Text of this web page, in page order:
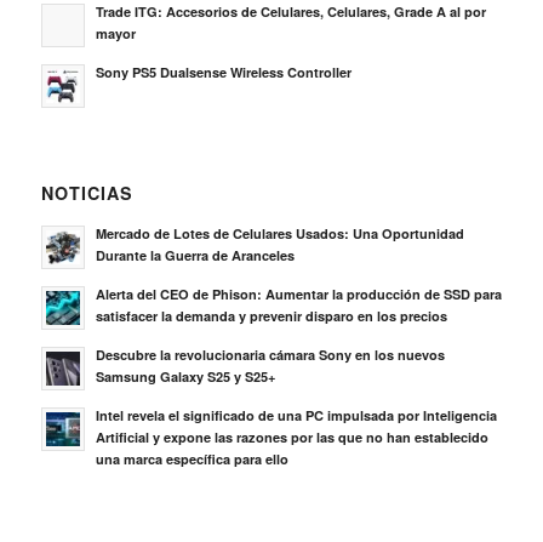
Trade ITG: Accesorios de Celulares, Celulares, Grade A al por
mayor
Sony PS5 Dualsense Wireless Controller
NOTICIAS
Mercado de Lotes de Celulares Usados: Una Oportunidad
Durante la Guerra de Aranceles
Alerta del CEO de Phison: Aumentar la producción de SSD para
satisfacer la demanda y prevenir disparo en los precios
Descubre la revolucionaria cámara Sony en los nuevos
Samsung Galaxy S25 y S25+
Intel revela el significado de una PC impulsada por Inteligencia
Artificial y expone las razones por las que no han establecido
una marca específica para ello